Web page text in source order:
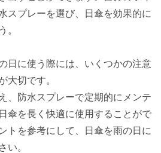
スプレーを選び、日傘を効果的に
。
日に使う際には、いくつかの注意
大切です。
、防水スプレーで定期的にメンテ
傘を長く快適に使用することがで
トを参考にして、日傘を雨の日に
い。